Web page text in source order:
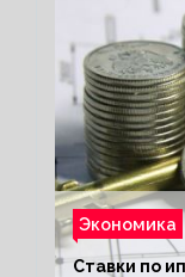
Экономика
Ставки по